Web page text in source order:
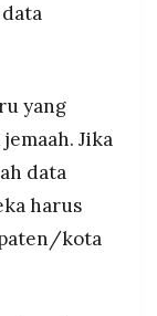
yang
Jika
data
harus
kota